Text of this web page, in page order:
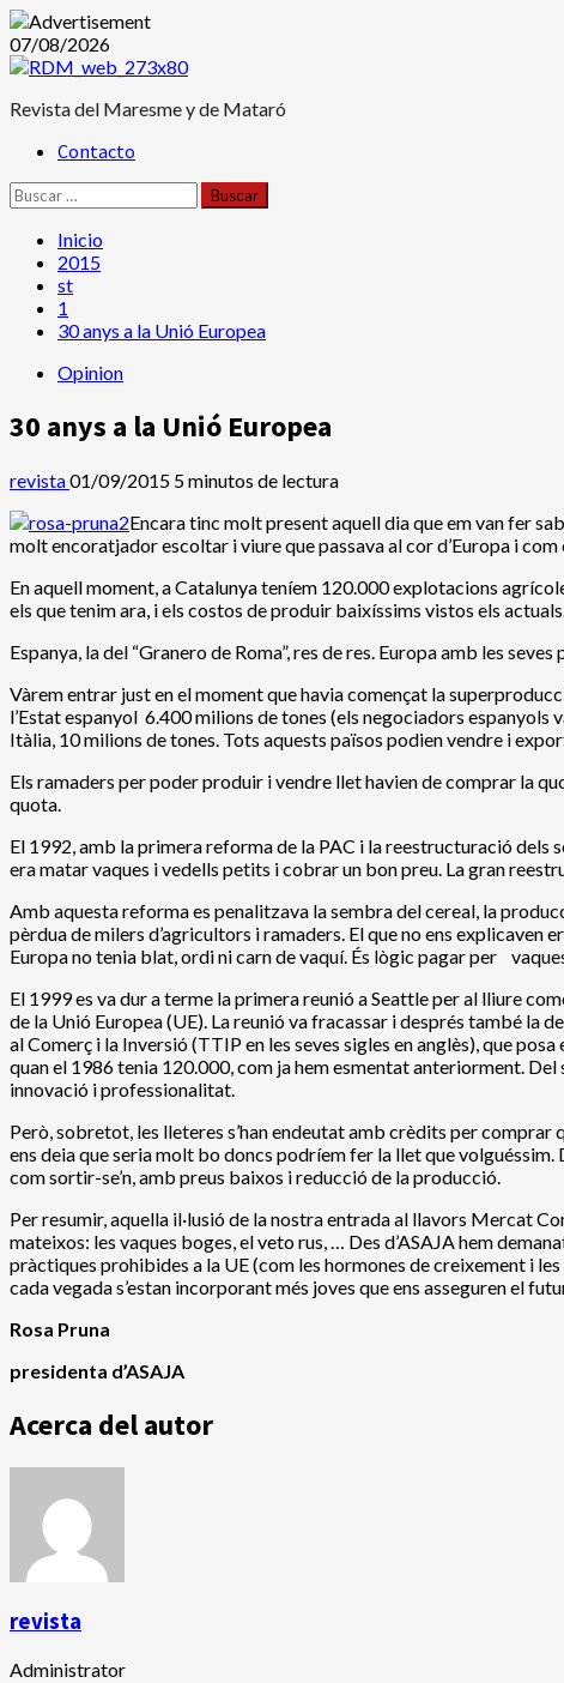
Saltar
al
07/08/2026
Revista del Maresme y de Mataró
Menú Contacto
Buscar:
Inicio
2015
st
1
30 anys a la Unió Europea
Opinion
30 anys a la Unió Europea
revista01/09/2015 5 minutos de lectura
Encara tinc molt present aquell dia que em van fer
molt encoratjador escoltar i viure que passava al cor d’Europa i
En aquell moment, a Catalunya teníem 120.000 explotacions
els que tenim ara, i els costos de produir baixíssims vistos els
Espanya, la del “Granero de Roma”, res de res. Europa amb les
Vàrem entrar just en el moment que havia començat la
l’Estat espanyol 6.400 milions de tones (els negociadors
Itàlia, 10 milions de tones. Tots aquests països podien vendre i
Els ramaders per poder produir i vendre llet havien de comprar la
quota.
El 1992, amb la primera reforma de la PAC i la reestructuració dels
era matar vaques i vedells petits i cobrar un bon preu. La gran
Amb aquesta reforma es penalitzava la sembra del cereal, la
pèrdua de milers d’agricultors i ramaders. El que no ens explicaven
Europa no tenia blat, ordi ni carn de vaquí. És lògic pagar per
El 1999 es va dur a terme la primera reunió a Seattle per al lliure
de la Unió Europea (UE). La reunió va fracassar i després també la
al Comerç i la Inversió (TTIP en les seves sigles en anglès), que
quan el 1986 tenia 120.000, com ja hem esmentat anteriorment.
innovació i professionalitat.
Però, sobretot, les lleteres s’han endeutat amb crèdits per comprar
ens deia que seria molt bo doncs podríem fer la llet que
com sortir-se’n, amb preus baixos i reducció de la producció.
Per resumir, aquella il·lusió de la nostra entrada al llavors Mercat
mateixos: les vaques boges, el veto rus, … Des d’ASAJA hem
pràctiques prohibides a la UE (com les hormones de creixement i
cada vegada s’estan incorporant més joves que ens asseguren el
Rosa Pruna
presidenta d’ASAJA
Acerca del autor
revista
Administrator